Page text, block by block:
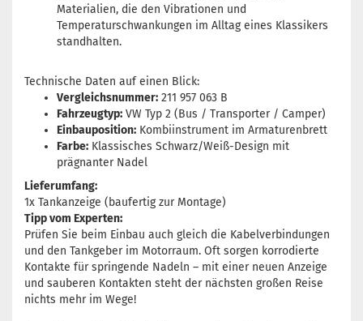
Materialien, die den Vibrationen und
Temperaturschwankungen im Alltag eines Klassikers
standhalten.
Technische Daten auf einen Blick:
Vergleichsnummer: 211 957 063 B
Fahrzeugtyp: VW Typ 2 (Bus / Transporter / Camper)
Einbauposition: Kombiinstrument im Armaturenbrett
Farbe: Klassisches Schwarz/Weiß-Design mit
prägnanter Nadel
Lieferumfang:
1x Tankanzeige (baufertig zur Montage)
Tipp vom Experten:
Prüfen Sie beim Einbau auch gleich die Kabelverbindungen
und den Tankgeber im Motorraum. Oft sorgen korrodierte
Kontakte für springende Nadeln – mit einer neuen Anzeige
und sauberen Kontakten steht der nächsten großen Reise
nichts mehr im Wege!